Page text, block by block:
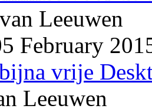
Leeuwen
February
vrije
Leeuwen